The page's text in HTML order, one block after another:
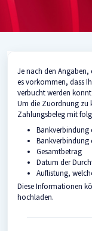
Je nach den Angaben,
es vorkommen, dass
verbucht werden
Um die Zuordnung zu
Zahlungsbeleg mit
Bankverbindung
Bankverbindung
Gesamtbetrag
Datum der
Auflistung,
Diese Informationen
hochladen.